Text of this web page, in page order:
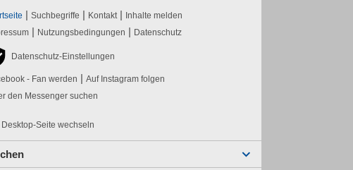
| Suchbegriffe | Kontakt | Inhalte melden
| Nutzungsbedingungen | Datenschutz
Datenschutz-Einstellungen
- Fan werden | Auf Instagram folgen
den Messenger suchen
Desktop-Seite wechseln